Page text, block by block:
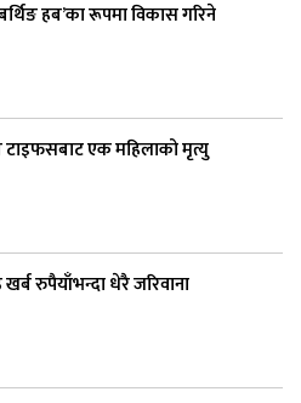
हब’का रूपमा विकास गरिने
टाइफसबाट एक महिलाको मृत्यु
रुपैयाँभन्दा धेरै जरिवाना